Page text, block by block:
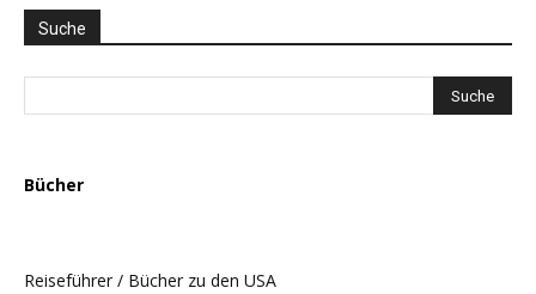
AUSWAHL
Suche
Bücher
Reiseführer / Bücher zu den USA